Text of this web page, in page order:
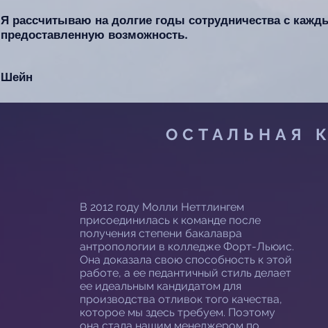
Я рассчитываю на долгие годы сотрудничества с
предоставленную возможность.
Шейн
ОСТАЛЬНАЯ
В 2012 году Молли Неттлингем
присоединилась к команде после
получения степени бакалавра
антропологии в колледже Форт-Льюис.
Она доказала свою способность к этой
работе, а ее педантичный стиль делает
ее идеальным кандидатом для
производства отливок того качества,
которое мы здесь требуем. Поэтому